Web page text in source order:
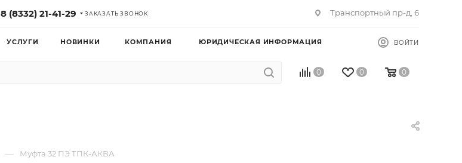
8 (8332) 21-41-29 ЗАКАЗАТЬ ЗВОНОК Транспортный пр-д, 6
УСЛУГИ НОВИНКИ КОМПАНИЯ ЮРИДИЧЕСКАЯ ИНФОРМАЦИЯ ВОЙТИ
0 0 0
— Муфта 32 ПЭ ТПК-АКВА